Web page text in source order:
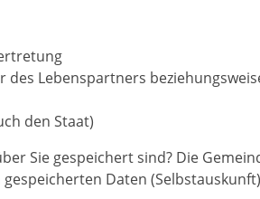
Lebenspartners
den Staat)
Sie gespeichert sind? Die
Daten